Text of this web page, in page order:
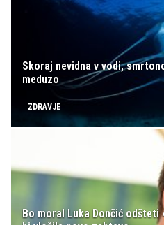
Skoraj nevidna v vodi,
meduzo
ZDRAVJE
Bo moral Luka Dončić odšteti